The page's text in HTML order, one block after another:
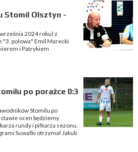
Stomil Olsztyn -
2024 roku) z
"3. połowa" Emil Marecki
i Patrykiem
po porażce 0:3
Stomilu po
ocen będziemy
rundy i piłkarza sezonu.
Suwałki otrzymał Jakub